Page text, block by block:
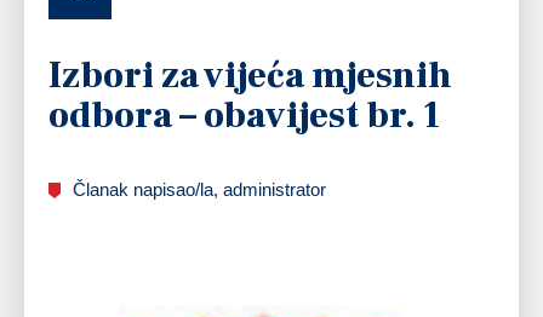
Izbori za vijeća mjesnih
odbora – obavijest br. 1
Članak napisao/la, administrator